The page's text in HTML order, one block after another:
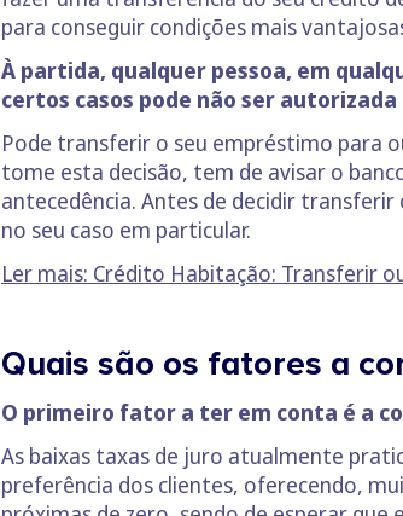
para conseguir condições mais
À partida, qualquer pessoa, em
certos casos pode não ser
Pode transferir o seu empréstimo para
tome esta decisão, tem de avisar o
antecedência. Antes de decidir
no seu caso em particular.
Ler mais: Crédito Habitação: Transferir
Quais são os fatores a
O primeiro fator a ter em conta é a
As baixas taxas de juro atualmente
preferência dos clientes, oferecendo,